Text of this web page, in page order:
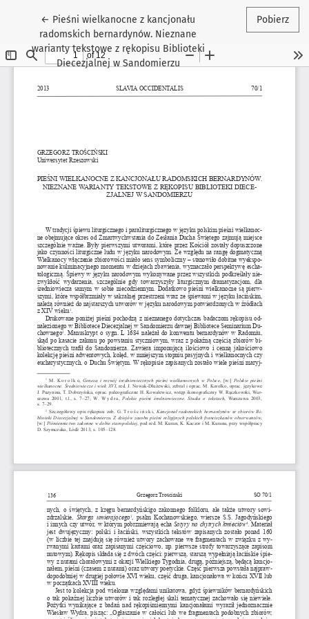
← Wróć do szczegółów artykułu
Pieśni wielkanocne z kancjonału
radomskich bernardynów. Nieznane
warianty tekstowe z rękopisu Biblioteki
Diecezjalnej w Sandomierzu
Pobierz